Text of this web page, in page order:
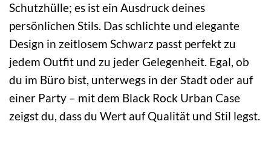
Schutzhülle; es ist ein Ausdruck deines
persönlichen Stils. Das schlichte und elegante
Design in zeitlosem Schwarz passt perfekt zu
jedem Outfit und zu jeder Gelegenheit. Egal, ob
du im Büro bist, unterwegs in der Stadt oder auf
einer Party – mit dem Black Rock Urban Case
zeigst du, dass du Wert auf Qualität und Stil legst.